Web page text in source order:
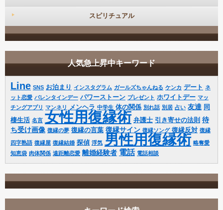
スピリチュアル
人気急上昇中キーワード
Line SNS お泊まり インスタグラム ガールズちゃんねる ケンカ デート ネ
ット恋愛 バレンタインデー パワーストーン プレゼント ホワイトデー マッ
チングアプリ マンネリ メンヘラ 中学生 体の関係 別れ話 別居 占い 友達 同
棲生活 名言 女性用復縁術 弁護士 引き寄せの法則 待
ち受け画像 復縁の夢 復縁の言葉 復縁サイン 復縁ソング 復縁反対 復縁
四字熟語 復縁屋 復縁結婚 探偵 浮気 男性用復縁術 略奪愛
知恵袋 肉体関係 遠距離恋愛 離婚経験者 電話 電話相談